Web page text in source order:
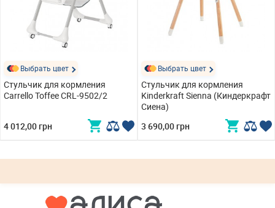
Выбрать цвет
Стульчик для кормления
Carrello Toffee CRL-9502/2
4 012,00 грн
Выбрать цвет
Стульчик для кормления
Kinderkraft Sienna (Киндеркрафт
Сиена)
3 690,00 грн